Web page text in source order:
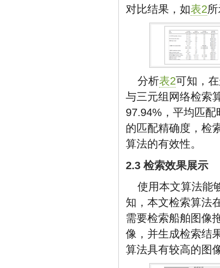
对比结果，如表2
分析表2可知，
与三元组网络检索
97.94%，平均匹
的匹配精确度，检
算法的有效性。
2.3 检索效果展示
使用本文算法能
知，本文检索算法
需要检索船舶图像
像，并生成检索结
算法具有较高的图